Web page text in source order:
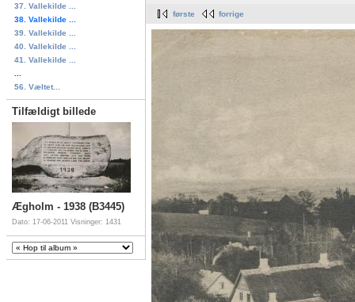
37. Vallekilde ...
38. Vallekilde ...
39. Vallekilde ...
40. Vallekilde ...
41. Vallekilde ...
56. Væltet...
Tilfældigt billede
Ægholm - 1938 (B3445)
Dato: 17-06-2011 Visninger: 1431
første forrige